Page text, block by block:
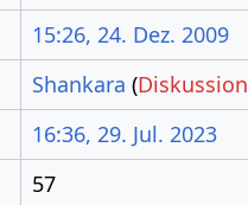
15:26, 24. Dez. 2009
Shankara (Diskussion
16:36, 29. Jul. 2023
57